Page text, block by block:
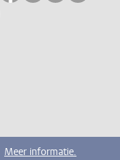
ons op mastodon
Meer informatie.